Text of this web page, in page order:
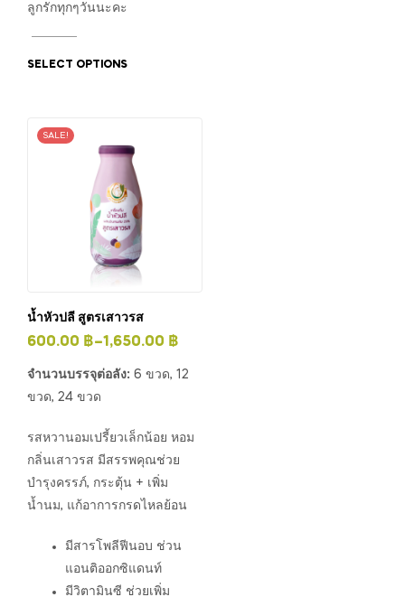
ลูกรักทุกๆวันนะคะ
SELECT OPTIONS
SALE!
น้ำหัวปลี สูตรเสาวรส
600.00 ฿–1,650.00 ฿
จำนวนบรรจุต่อลัง: 6 ขวด, 12
ขวด, 24 ขวด
รสหวานอมเปรี้ยวเล็กน้อย หอม
กลิ่นเสาวรส มีสรรพคุณช่วย
บำรุงครรภ์, กระตุ้น + เพิ่ม
น้ำนม, แก้อาการกรดไหลย้อน
มีสารโพลีฟีนอบ ช่วน
แอนติออกซิแดนท์
มีวิตามินซี ช่วยเพิ่ม